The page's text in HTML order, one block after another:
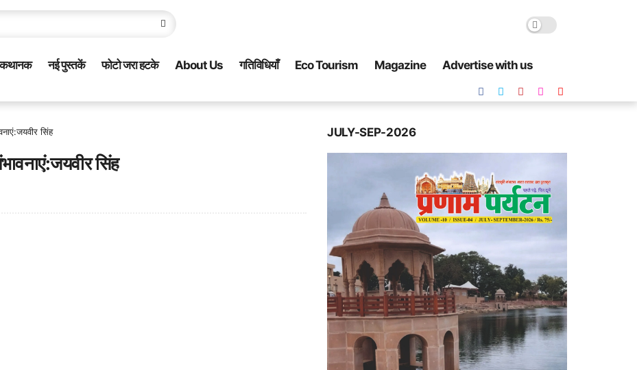
कथानक नई पुस्तकें फोटो जरा हटके About Us गतिविधियाँ Eco Tourism Magazine Advertise with us
सिंह
सिंह
JULY-SEP-2026